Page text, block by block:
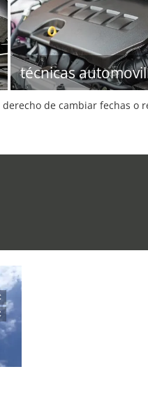
técnicas
de cambiar fechas o